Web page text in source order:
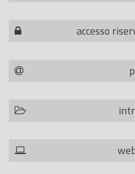
accesso